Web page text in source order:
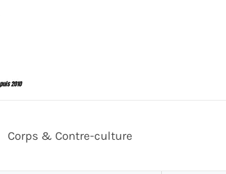
Corps & Contre-culture